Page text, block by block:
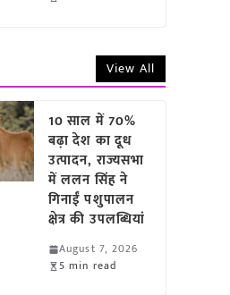
View All
10 साल में 70%
बढ़ा देश का दूध
उत्पादन, राज्यसभा
में ललन सिंह ने
गिनाईं पशुपालन
क्षेत्र की उपलब्धियां
August 7, 2026
5 min read